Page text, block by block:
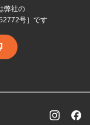
弊社の
号］です